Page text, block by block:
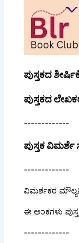
ಪುಸ್ತಕದ
ಪುಸ್ತಕದ
-------------
ಪುಸ್ತಕ ವಿಮರ್ಶೆ
-------------
ವಿಮರ್ಶಕರ
ಈ ಅಂಕಗಳು
-------------